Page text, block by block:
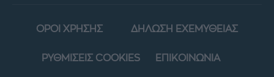
ΟΡΟΙ ΧΡΗΣΗΣ ΔΗΛΩΣΗ ΕΧΕΜΥΘΕΙΑΣ
ΡΥΘΜΙΣΕΙΣ COOKIES ΕΠΙΚΟΙΝΩΝΙΑ